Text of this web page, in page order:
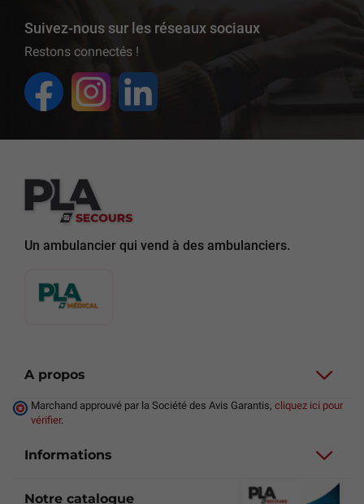
Suivez-nous sur les réseaux sociaux
Restons connectés !
Un ambulancier qui vend à des ambulanciers.
A propos
Marchand approuvé par la Société des Avis Garantis, cliquez ici pour
vérifier.
Informations
Notre catalogue